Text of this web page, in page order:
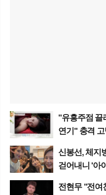
"유흥주점 끌
연기" 충격 고
신봉선, 체지
걷어내니 '아
전현무 "전여